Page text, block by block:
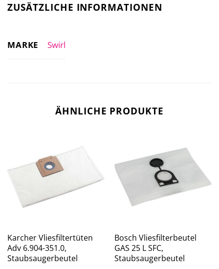
ZUSÄTZLICHE INFORMATIONEN
MARKE Swirl
ÄHNLICHE PRODUKTE
Karcher Vliesfiltertüten
Adv 6.904-351.0,
Staubsaugerbeutel
Bosch Vliesfilterbeutel
GAS 25 L SFC,
Staubsaugerbeutel